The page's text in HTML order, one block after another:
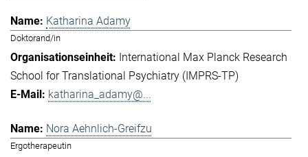
Katharina Adamy
Doktorand/in
International Max Planck Research
School for Translational Psychiatry (IMPRS-TP)
katharina_adamy@...
Nora Aehnlich-Greifzu
Ergotherapeutin